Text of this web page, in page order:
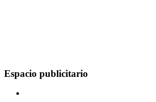
Espacio publicitario